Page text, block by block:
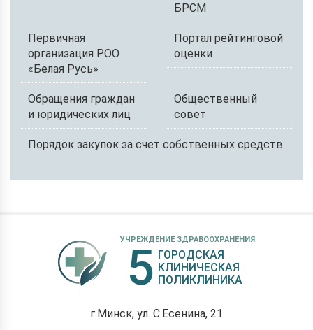
БРСМ
Первичная
организация РОО
«Белая Русь»
Портал рейтинговой
оценки
Обращения граждан
и юридических лиц
Общественный
совет
Порядок закупок за счет собственных средств
УЧРЕЖДЕНИЕ ЗДРАВООХРАНЕНИЯ
5 ГОРОДСКАЯ
КЛИНИЧЕСКАЯ
ПОЛИКЛИНИКА
г.Минск, ул. С.Есенина, 21